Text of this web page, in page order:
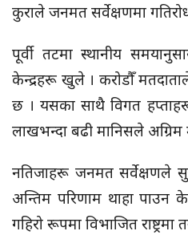
कुराले जनमत सर्वेक्षणमा
पूर्वी तटमा स्थानीय
केन्द्रहरू खुले । करोडौँ
छ । यसका साथै विगत
लाखभन्दा बढी मानिसले
नतिजाहरू जनमत सर्वेक्षणले
अन्तिम परिणाम थाहा
गहिरो रूपमा विभाजित राष्ट्रमा